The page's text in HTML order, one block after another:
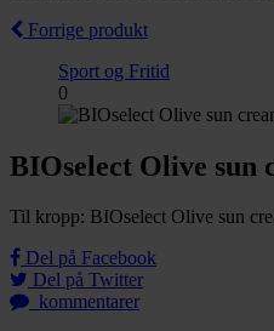
Forrige produkt
Sport og Fritid
0
BIOselect Olive sun
Til kropp: BIOselect Olive sun
Del på Facebook
Del på Twitter
kommentarer